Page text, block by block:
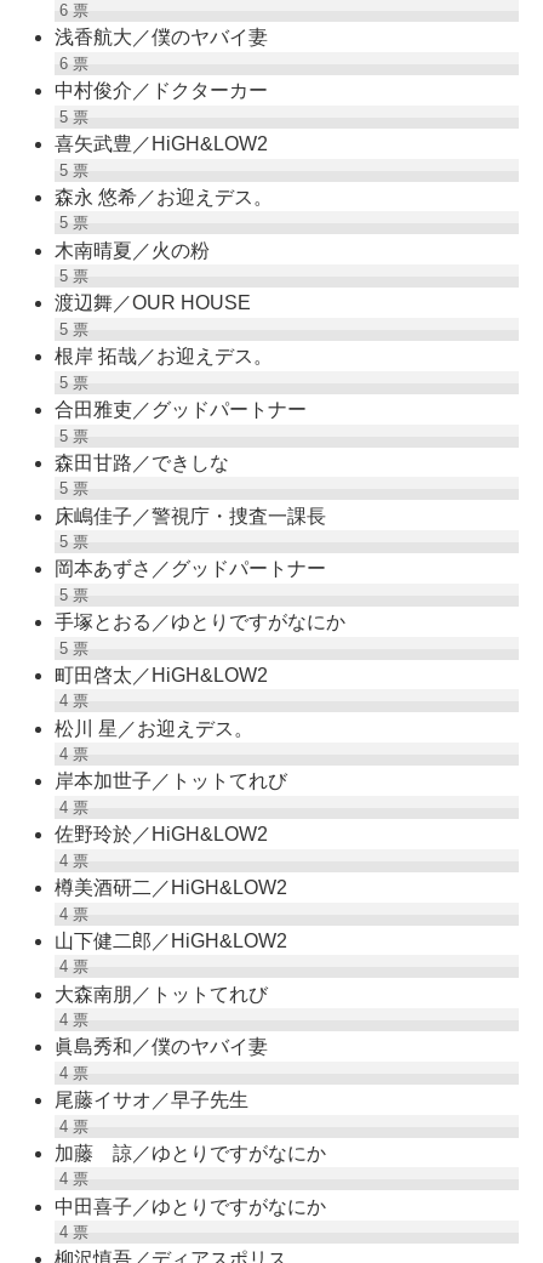
6票
浅香航大／僕のヤバイ妻
6票
中村俊介／ドクターカー
5票
喜矢武豊／HiGH&LOW2
5票
森永 悠希／お迎えデス。
5票
木南晴夏／火の粉
5票
渡辺舞／OUR HOUSE
5票
根岸 拓哉／お迎えデス。
5票
合田雅吏／グッドパートナー
5票
森田甘路／できしな
5票
床嶋佳子／警視庁・捜査一課長
5票
岡本あずさ／グッドパートナー
5票
手塚とおる／ゆとりですがなにか
5票
町田啓太／HiGH&LOW2
4票
松川 星／お迎えデス。
4票
岸本加世子／トットてれび
4票
佐野玲於／HiGH&LOW2
4票
樽美酒研二／HiGH&LOW2
4票
山下健二郎／HiGH&LOW2
4票
大森南朋／トットてれび
4票
眞島秀和／僕のヤバイ妻
4票
尾藤イサオ／早子先生
4票
加藤 諒／ゆとりですがなにか
4票
中田喜子／ゆとりですがなにか
4票